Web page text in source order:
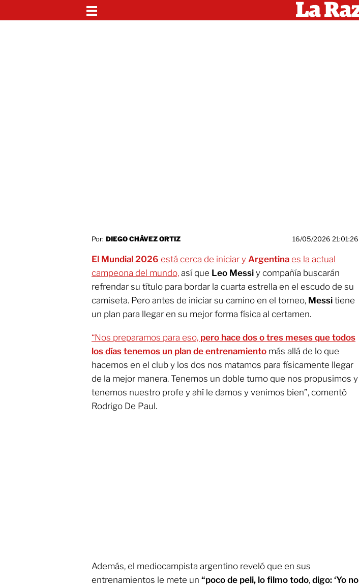
Por: DIEGO CHÁVEZ ORTIZ 16/05/2026 21:01:26
El Mundial 2026 está cerca de iniciar y Argentina es la actual
campeona del mundo, así que Leo Messi y compañía buscarán
refrendar su título para bordar la cuarta estrella en el escudo de su
camiseta. Pero antes de iniciar su camino en el torneo, Messi tiene
un plan para llegar en su mejor forma física al certamen.
“Nos preparamos para eso, pero hace dos o tres meses que todos
los días tenemos un plan de entrenamiento más allá de lo que
hacemos en el club y los dos nos matamos para físicamente llegar
de la mejor manera. Tenemos un doble turno que nos propusimos y
tenemos nuestro profe y ahí le damos y venimos bien”, comentó
Rodrigo De Paul.
Además, el mediocampista argentino reveló que en sus
entrenamientos le mete un “poco de peli, lo filmo todo, digo: ‘Yo no